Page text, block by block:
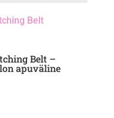
Belt –
apuväline